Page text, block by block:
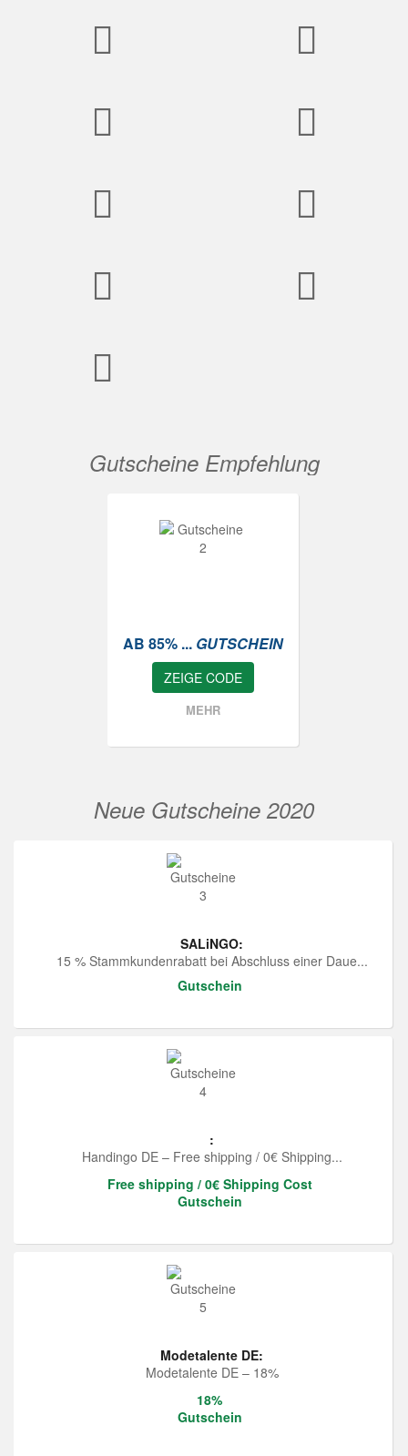
Gutscheine Empfehlung
AB 85% ... GUTSCHEIN
ZEIGE CODE
MEHR
Neue Gutscheine 2020
SALiNGO:
15 % Stammkundenrabatt bei Abschluss einer Daue...
Gutschein
:
Handingo DE – Free shipping / 0€ Shipping...
Free shipping / 0€ Shipping Cost
Gutschein
Modetalente DE:
Modetalente DE – 18%
18%
Gutschein